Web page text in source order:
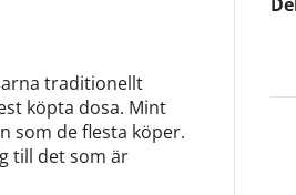
traditionellt
köpta dosa. Mint
som de flesta köper.
till det som är